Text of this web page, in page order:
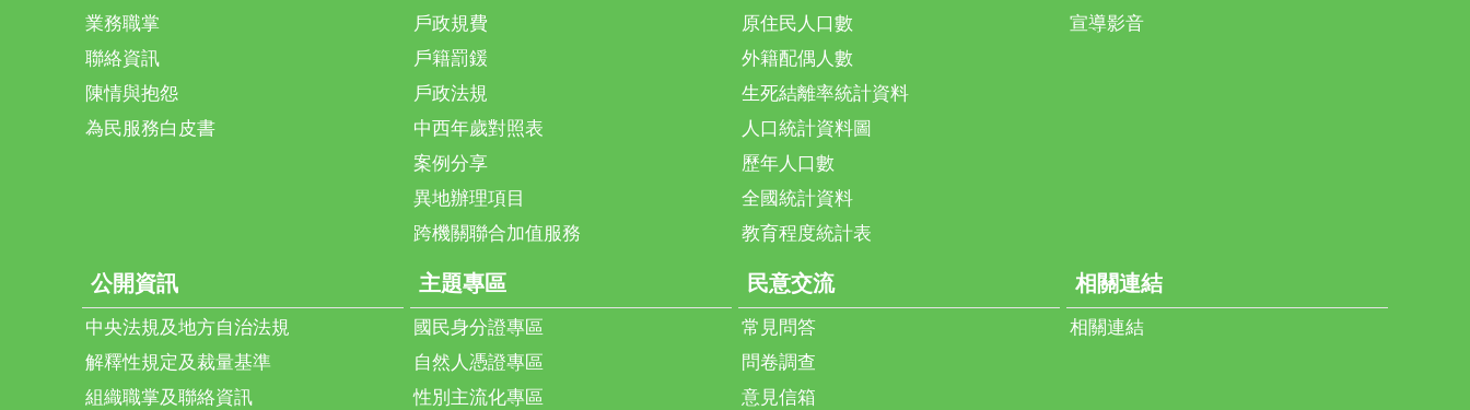
業務職掌
聯絡資訊
陳情與抱怨
為民服務白皮書
戶政規費
戶籍罰鍰
戶政法規
中西年歲對照表
案例分享
異地辦理項目
跨機關聯合加值服務
原住民人口數
外籍配偶人數
生死結離率統計資料
人口統計資料圖
歷年人口數
全國統計資料
教育程度統計表
宣導影音
公開資訊
中央法規及地方自治法規
解釋性規定及裁量基準
組織職掌及聯絡資訊
主題專區
國民身分證專區
自然人憑證專區
性別主流化專區
民意交流
常見問答
問卷調查
意見信箱
相關連結
相關連結